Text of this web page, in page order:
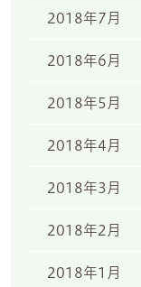
2018年7月
2018年6月
2018年5月
2018年4月
2018年3月
2018年2月
2018年1月